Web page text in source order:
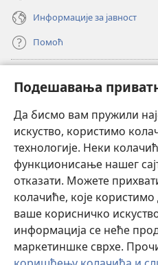
Подешавања
Да бисмо вам пружили
искуство, користимо
технологије. Неки
функционисање нашег
отказати. Можете
колачиће, које
ваше корисничко
информација се неће
маркетиншке сврхе.
Информације за јавност
Помоћ
(отвара
нови
прозор)ОНЛАЈН БИБЛИОТЕКА
(отвара
нови
прозор)JW Hub®
(отвара
нови
прозор)JW Library
Watchtower Library ®